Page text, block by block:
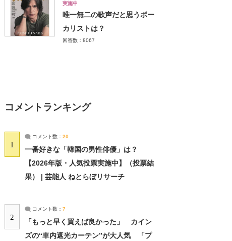
実施中
唯一無二の歌声だと思うボー
カリストは？
回答数：8067
コメントランキング
1
コメント数： 20
一番好きな「韓国の男性俳優」は？
【2026年版・人気投票実施中】（投票結
果） | 芸能人 ねとらぼリサーチ
2
コメント数： 7
「もっと早く買えば良かった」 カイン
ズの“車内遮光カーテン”が大人気 「プ